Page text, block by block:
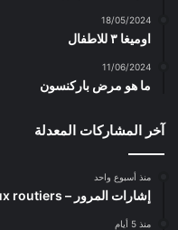
18/05/2024
اوميغا ٣ للاطفال
11/06/2024
ما هو مرض باركنسون
آخر المشاركات المعدلة
منذ أسبوع واحد
إشارات المرور – Les panneaux routiers
منذ 5 أيام